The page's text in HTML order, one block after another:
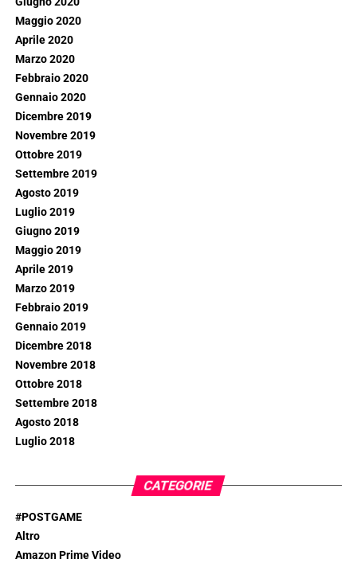
Maggio 2020
Aprile 2020
Marzo 2020
Febbraio 2020
Gennaio 2020
Dicembre 2019
Novembre 2019
Ottobre 2019
Settembre 2019
Agosto 2019
Luglio 2019
Giugno 2019
Maggio 2019
Aprile 2019
Marzo 2019
Febbraio 2019
Gennaio 2019
Dicembre 2018
Novembre 2018
Ottobre 2018
Settembre 2018
Agosto 2018
Luglio 2018
CATEGORIE
#POSTGAME
Altro
Amazon Prime Video